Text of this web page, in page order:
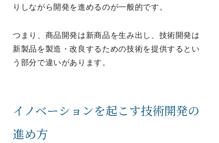
りしながら開発を進めるのが一般的です。
つまり、商品開発は新商品を生み出し、技術開発は
新製品を製造・改良するための技術を提供するとい
う部分で違いがあります。
イノベーションを起こす技術開発の
進め方